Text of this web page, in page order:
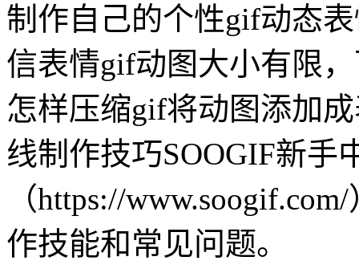
制作自己的个性gif动态
信表情gif动图大小有限
怎样压缩gif将动图添加
线制作技巧SOOGIF新手
（https://
作技能和常见问题。